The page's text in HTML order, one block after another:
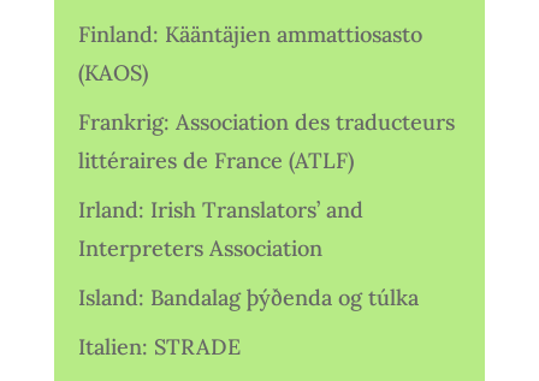
Finland: Kääntäjien ammattiosasto
(KAOS)
Frankrig: Association des traducteurs
littéraires de France (ATLF)
Irland: Irish Translators’ and
Interpreters Association
Island: Bandalag þýðenda og túlka
Italien: STRADE